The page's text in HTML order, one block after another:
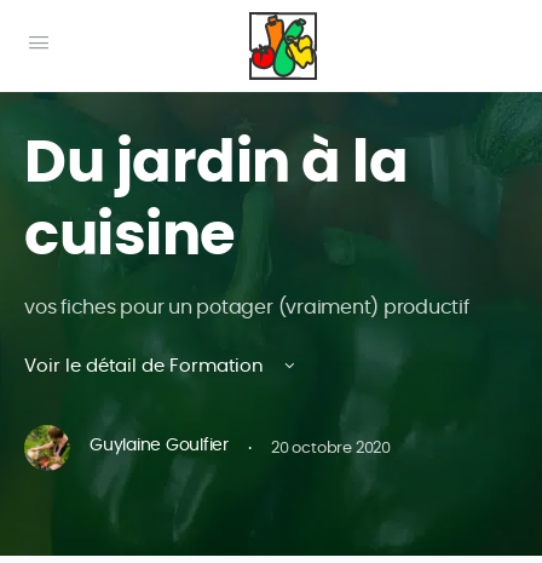
Du jardin à la
cuisine
vos fiches pour un potager (vraiment) productif
Voir le détail de Formation
Guylaine Goulfier · 20 octobre 2020